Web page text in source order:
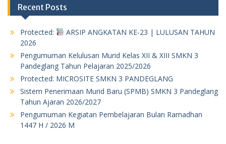
Recent Posts
Protected:
ARSIP ANGKATAN KE-23 | LULUSAN TAHUN
2026
Pengumuman Kelulusan Murid Kelas XII & XIII SMKN 3
Pandeglang Tahun Pelajaran 2025/2026
Protected: MICROSITE SMKN 3 PANDEGLANG
Sistem Penerimaan Murid Baru (SPMB) SMKN 3 Pandeglang
Tahun Ajaran 2026/2027
Pengumuman Kegiatan Pembelajaran Bulan Ramadhan
1447 H / 2026 M